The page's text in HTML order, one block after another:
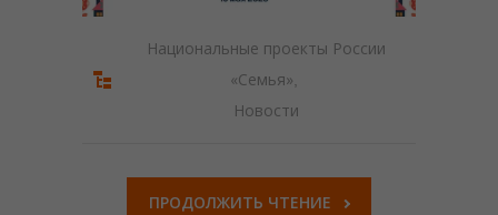
---- Безопасность детей
------ Профилактика детского дорожно-транспортного
------ Памятка о буллинге
Национальные проекты России
«Семья»
Новости
ПРОДОЛЖИТЬ ЧТЕНИЕ